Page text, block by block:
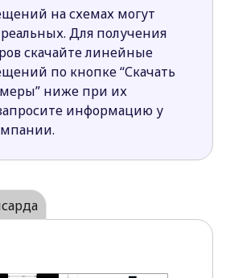
зон не создает ощущение
повседневной жизни.
по достоинству оценит
творить свои
и спокойствии.
в светлых тонах придает
и свежий вид.
на мансардном этаже
экстерьером.
на схемах могут
Для получения
скачайте линейные
по кнопке “Скачать
ниже при их
информацию у